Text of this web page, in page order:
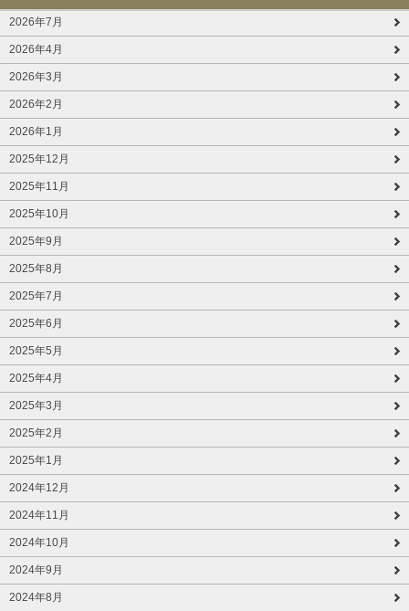
2026年7月
2026年4月
2026年3月
2026年2月
2026年1月
2025年12月
2025年11月
2025年10月
2025年9月
2025年8月
2025年7月
2025年6月
2025年5月
2025年4月
2025年3月
2025年2月
2025年1月
2024年12月
2024年11月
2024年10月
2024年9月
2024年8月